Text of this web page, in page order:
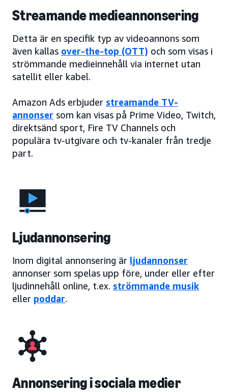
Streamande medieannonsering
Detta är en specifik typ av videoannons som
även kallas over-the-top (OTT) och som visas i
strömmande medieinnehåll via internet utan
satellit eller kabel.
Amazon Ads erbjuder streamande TV-
annonser som kan visas på Prime Video, Twitch,
direktsänd sport, Fire TV Channels och
populära tv-utgivare och tv-kanaler från tredje
part.
Ljudannonsering
Inom digital annonsering är ljudannonser
annonser som spelas upp före, under eller efter
ljudinnehåll online, t.ex. strömmande musik
eller poddar.
Annonsering i sociala medier